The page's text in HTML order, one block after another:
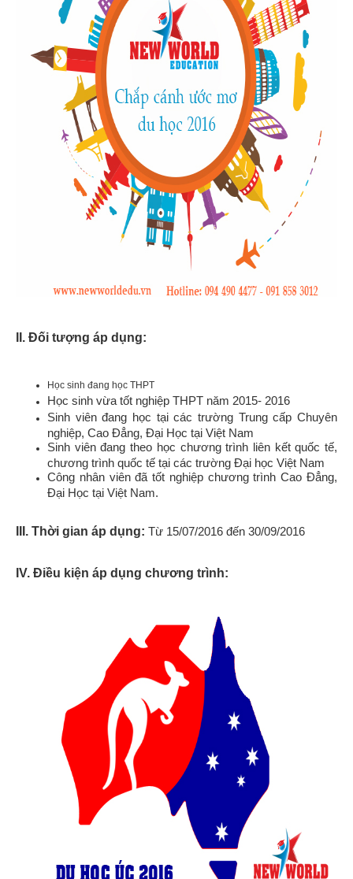
II. Đối tượng áp dụng:
Học sinh đang học THPT
Học sinh vừa tốt nghiệp THPT năm 2015- 2016
Sinh viên đang học tại các trường Trung cấp Chuyên
nghiệp, Cao Đẳng, Đại Học tại Việt Nam
Sinh viên đang theo học chương trình liên kết quốc tế,
chương trình quốc tế tại các trường Đại học Việt Nam
Công nhân viên đã tốt nghiệp chương trình Cao Đẳng,
Đại Học tại Việt Nam.
III. Thời gian áp dụng: Từ 15/07/2016 đến 30/09/2016
IV. Điều kiện áp dụng chương trình: